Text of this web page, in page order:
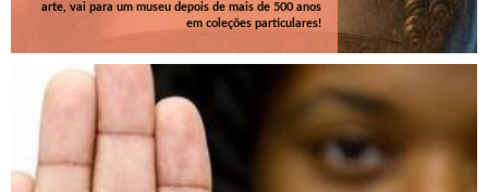
arte, vai para um museu depois de mais de 500 anos
em coleções particulares!